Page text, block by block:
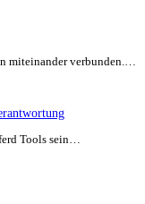
miteinander verbunden.…
Tools sein…